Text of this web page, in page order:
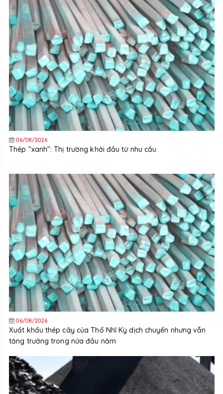
06/08/2026
Thép "xanh": Thị trường khởi đầu từ nhu cầu
06/08/2026
Xuất khẩu thép cây của Thổ Nhĩ Kỳ dịch chuyển nhưng vẫn
tăng trưởng trong nửa đầu năm